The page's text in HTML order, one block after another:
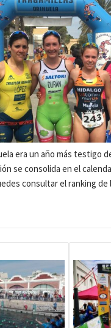
era un año más testigo
se consolida en el
consultar el ranking